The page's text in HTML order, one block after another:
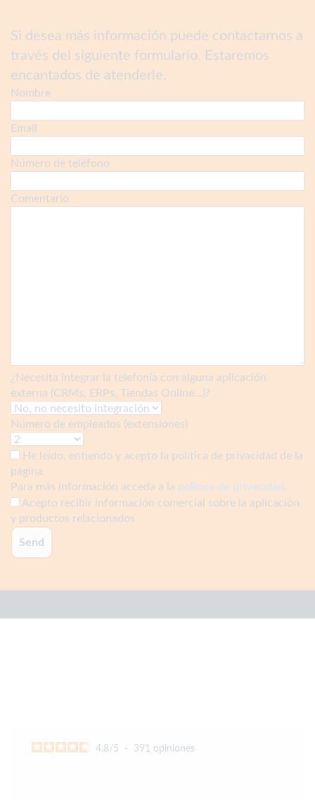
Si desea más información puede contactarnos a
través del siguiente formulario. Estaremos
encantados de atenderle.
Nombre
Email
Número de teléfono
Comentario
¿Necesita integrar la telefonía con alguna aplicación
externa (CRMs, ERPs, Tiendas Online...)?
Número de empleados (extensiones)
He leído, entiendo y acepto la política de privacidad de la
página
Para más información acceda a la política de privacidad .
Acepto recibir información comercial sobre la aplicación
y productos relacionados
4.8/5 - 391 opiniones